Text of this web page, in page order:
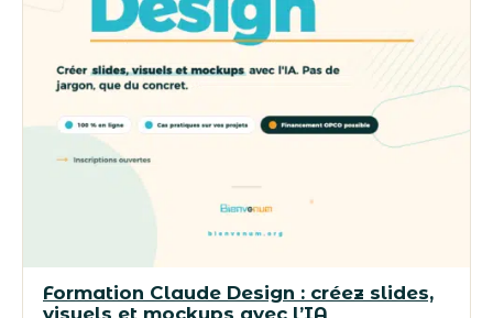
Formation Claude Design : créez slides,